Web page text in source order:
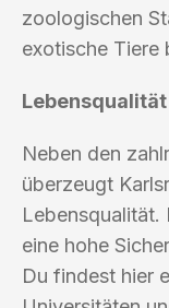
zoologischen
exotische Tiere
Lebensqualität
Neben den
überzeugt
Lebensqualität.
eine hohe
Du findest hier